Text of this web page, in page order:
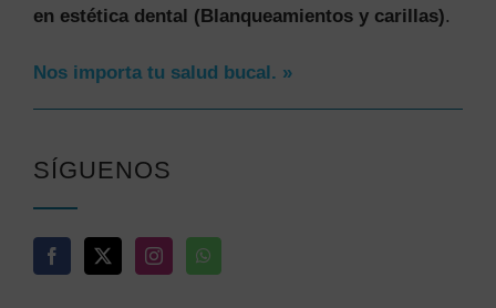
en estética dental (Blanqueamientos y carillas).
Nos importa tu salud bucal. »
SÍGUENOS